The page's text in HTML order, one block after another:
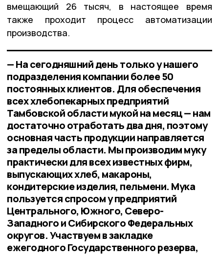
вмещающий 26 тысяч, в настоящее время
также проходит процесс автоматизации
производства.
— На сегодняшний день только у нашего
подразделения компании более 50
постоянных клиентов. Для обеспечения
всех хлебопекарных предприятий
Тамбовской области мукой на месяц — нам
достаточно отработать два дня, поэтому
основная часть продукции направляется
за пределы области. Мы производим муку
практически для всех известных фирм,
выпускающих хлеб, макароны,
кондитерские изделия, пельмени. Мука
пользуется спросом у предприятий
Центрального, Южного, Северо-
Западного и Сибирского Федеральных
округов. Участвуем в закладке
ежегодного Государственного резерва,